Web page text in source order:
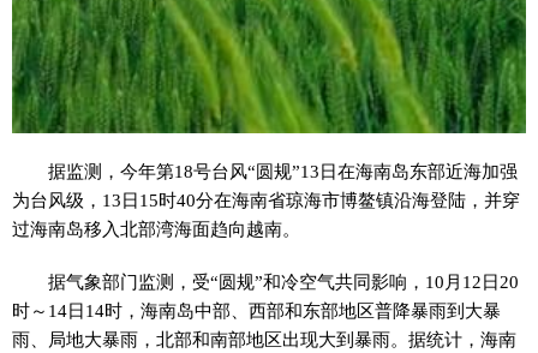
据监测，今年第18号台风“圆规”13日在海南岛东部近海加强
为台风级，13日15时40分在海南省琼海市博鳌镇沿海登陆，并穿
过海南岛移入北部湾海面趋向越南。
据气象部门监测，受“圆规”和冷空气共同影响，10月12日20
时～14日14时，海南岛中部、西部和东部地区普降暴雨到大暴
雨、局地大暴雨，北部和南部地区出现大到暴雨。据统计，海南